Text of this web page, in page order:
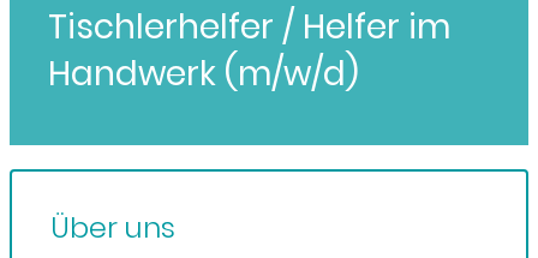
Tischlerhelfer / Helfer im
Handwerk (m/w/d)
Über uns